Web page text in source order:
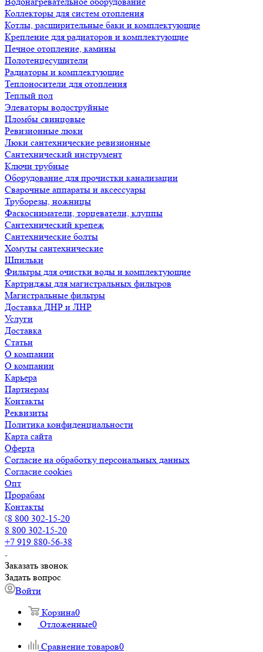
Коллекторы для систем отопления
Котлы, расширительные баки и комплектующие
Крепление для радиаторов и комплектующие
Печное отопление, камины
Полотенцесушители
Радиаторы и комплектующие
Теплоносители для отопления
Теплый пол
Элеваторы водоструйные
Пломбы свинцовые
Ревизионные люки
Люки сантехнические ревизионные
Сантехнический инструмент
Ключи трубные
Оборудование для прочистки канализации
Сварочные аппараты и аксессуары
Труборезы, ножницы
Фаскосниматели, торцеватели, клуппы
Сантехнический крепеж
Сантехнические болты
Хомуты сантехнические
Шпильки
Фильтры для очистки воды и комплектующие
Картриджы для магистральных фильтров
Магистральные фильтры
Доставка ДНР и ЛНР
Услуги
Доставка
Статьи
О компании
О компании
Карьера
Партнерам
Контакты
Реквизиты
Политика конфиденциальности
Карта сайта
Оферта
Согласие на обработку персональных данных
Согласие cookies
Опт
Прорабам
Контакты
8 800 302-15-20
8 800 302-15-20
+7 919 880-56-38
Заказать звонок
Задать вопрос
Войти
Корзина0
Отложенные0
Сравнение товаров0